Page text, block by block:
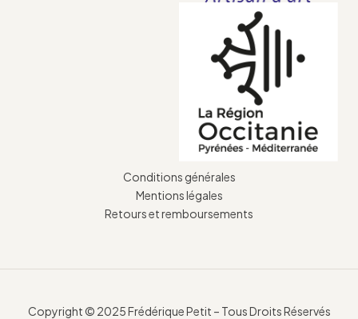
Conditions générales
Mentions légales
Retours et remboursements
Copyright © 2025 Frédérique Petit – Tous Droits Réservés